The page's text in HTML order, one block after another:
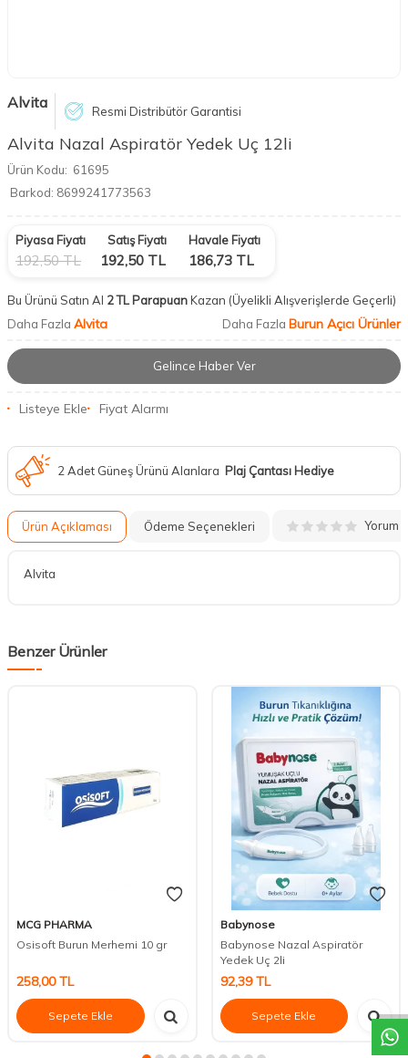
Alvita Resmi Distribütör Garantisi
Alvita Nazal Aspiratör Yedek Uç 12li
Ürün Kodu: 61695
Barkod: 8699241773563
Piyasa Fiyatı
192,50TL
Satış Fiyatı
192,50 TL
Havale Fiyatı
186,73 TL
Bu Ürünü Satın Al 2 TL ParapuanKazan (Üyelikli Alışverişlerde Geçerli)
Daha Fazla Alvita Daha Fazla Burun Açıcı Ürünler
Gelince Haber Ver
Listeye Ekle Fiyat Alarmı
2 Adet Güneş Ürünü Alanlara Plaj Çantası Hediye
Ürün Açıklaması Ödeme Seçenekleri Yorum
Alvita
Benzer Ürünler
MCG PHARMA
Osisoft Burun Merhemi 10 gr
258,00TL
Sepete Ekle
Babynose
Babynose Nazal Aspiratör
Yedek Uç 2li
92,39TL
Sepete Ekle